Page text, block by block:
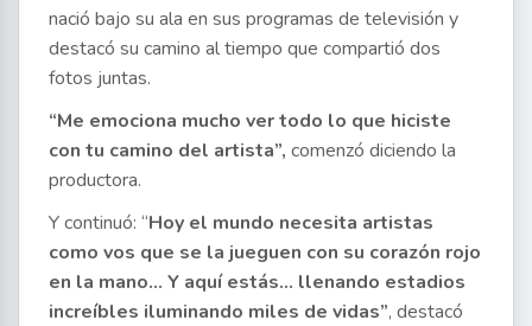
nació bajo su ala en sus programas de televisión y
destacó su camino al tiempo que compartió dos
fotos juntas.
“Me emociona mucho ver todo lo que hiciste
con tu camino del artista”, comenzó diciendo la
productora.
Y continuó: “Hoy el mundo necesita artistas
como vos que se la jueguen con su corazón rojo
en la mano… Y aquí estás… llenando estadios
increíbles iluminando miles de vidas”, destacó